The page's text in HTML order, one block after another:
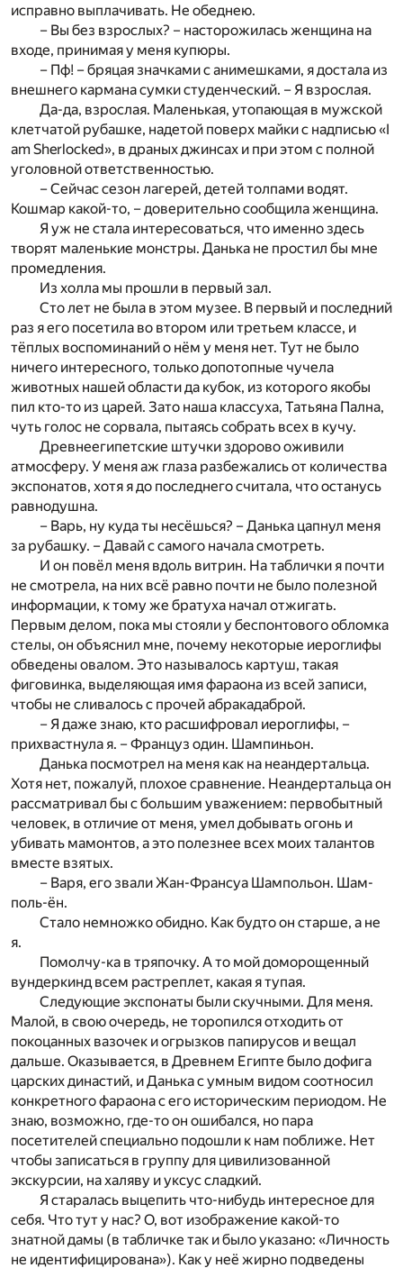
исправно выплачивать. Не обеднею.
– Вы без взрослых? – насторожилась женщина на
входе, принимая у меня купюры.
– Пф! – бряцая значками с анимешками, я достала из
внешнего кармана сумки студенческий. – Я взрослая.
Да-да, взрослая. Маленькая, утопающая в мужской
клетчатой рубашке, надетой поверх майки с надписью «I
am Sherlocked», в драных джинсах и при этом с полной
уголовной ответственностью.
– Сейчас сезон лагерей, детей толпами водят.
Кошмар какой-то, – доверительно сообщила женщина.
Я уж не стала интересоваться, что именно здесь
творят маленькие монстры. Данька не простил бы мне
промедления.
Из холла мы прошли в первый зал.
Сто лет не была в этом музее. В первый и последний
раз я его посетила во втором или третьем классе, и
тёплых воспоминаний о нём у меня нет. Тут не было
ничего интересного, только допотопные чучела
животных нашей области да кубок, из которого якобы
пил кто-то из царей. Зато наша классуха, Татьяна Пална,
чуть голос не сорвала, пытаясь собрать всех в кучу.
Древнеегипетские штучки здорово оживили
атмосферу. У меня аж глаза разбежались от количества
экспонатов, хотя я до последнего считала, что останусь
равнодушна.
– Варь, ну куда ты несёшься? – Данька цапнул меня
за рубашку. – Давай с самого начала смотреть.
И он повёл меня вдоль витрин. На таблички я почти
не смотрела, на них всё равно почти не было полезной
информации, к тому же братуха начал отжигать.
Первым делом, пока мы стояли у беспонтового обломка
стелы, он объяснил мне, почему некоторые иероглифы
обведены овалом. Это называлось картуш, такая
фиговинка, выделяющая имя фараона из всей записи,
чтобы не сливалось с прочей абракадаброй.
– Я даже знаю, кто расшифровал иероглифы, –
прихвастнула я. – Француз один. Шампиньон.
Данька посмотрел на меня как на неандертальца.
Хотя нет, пожалуй, плохое сравнение. Неандертальца он
рассматривал бы с большим уважением: первобытный
человек, в отличие от меня, умел добывать огонь и
убивать мамонтов, а это полезнее всех моих талантов
вместе взятых.
– Варя, его звали Жан-Франсуа Шампольон. Шам-
поль-ён.
Стало немножко обидно. Как будто он старше, а не
я.
Помолчу-ка в тряпочку. А то мой доморощенный
вундеркинд всем растреплет, какая я тупая.
Следующие экспонаты были скучными. Для меня.
Малой, в свою очередь, не торопился отходить от
покоцанных вазочек и огрызков папирусов и вещал
дальше. Оказывается, в Древнем Египте было дофига
царских династий, и Данька с умным видом соотносил
конкретного фараона с его историческим периодом. Не
знаю, возможно, где-то он ошибался, но пара
посетителей специально подошли к нам поближе. Нет
чтобы записаться в группу для цивилизованной
экскурсии, на халяву и уксус сладкий.
Я старалась выцепить что-нибудь интересное для
себя. Что тут у нас? О, вот изображение какой-то
знатной дамы (в табличке так и было указано: «Личность
не идентифицирована»). Как у неё жирно подведены